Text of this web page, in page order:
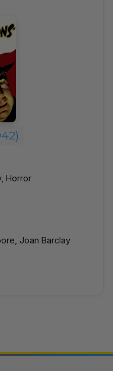
Horror
Joan Barclay